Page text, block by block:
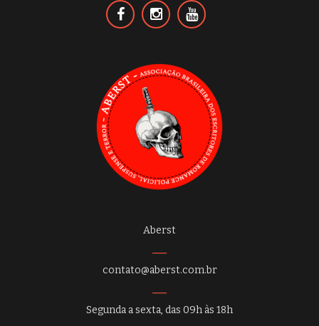
Aberst
contato@aberst.com.br
Segunda a sexta, das 09h às 18h